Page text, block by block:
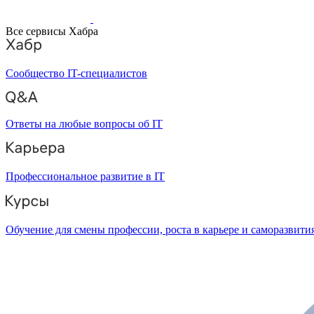
Все сервисы Хабра
Сообщество IT-специалистов
Ответы на любые вопросы об IT
Профессиональное развитие в IT
Обучение для смены профессии, роста в карьере и